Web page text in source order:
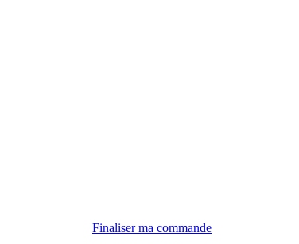
Finaliser ma commande